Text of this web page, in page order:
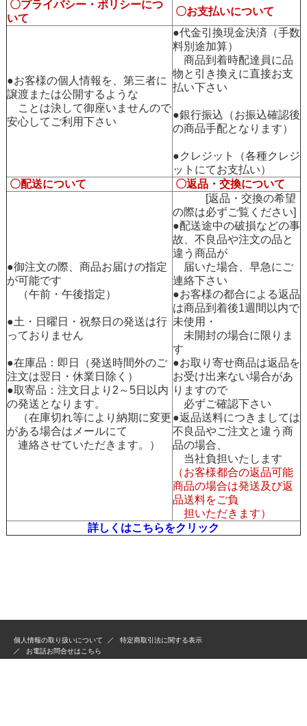
〇プライバシー・ポリシーにつ
いて
〇お支払いについて
●お客様の個人情報を、第三者に
譲渡または公開するような
ことは決して御座いませんので
安心してご利用下さい
●代金引換現金決済（手数
料別途加算）
商品到着時配達員に品
物と引き換えに直接お支
払い下さい
●銀行振込（お振込確認後
の商品手配となります）
●クレジット（各種クレジ
ットにてお支払い）
〇配送について
〇返品・交換について
●御注文の際、商品お届けの指定
が可能です
（午前・午後指定）
●土・日曜日・祝祭日の発送は行
っておりません
●在庫品：即日（発送時間外のご
注文は翌日・休業日除く）
●取寄品：注文日より2～5日以内
の発送となります。
（在庫切れ等により納期に変更
がある場合はメールにて
連絡させていただきます。）
[返品・交換の希望
の際は必ずご覧ください]
●配送途中の破損などの事
故、不良品や注文の品と
違う商品が
届いた場合、早急にご
連絡下さい
●お客様の都合による返品
は商品到着後1週間以内で
未使用・
未開封の場合に限りま
す
●お取り寄せ商品は返品を
お受け出来ない場合があ
りますので
必ずご確認下さい
●返品送料につきましては
不良品やご注文と違う商
品の場合、
当社負担いたします
（お客様都合の返品可能
商品の場合は発送及び返
品送料をご負
担いただきます）
詳しくはこちらをクリック
個人情報の取り扱いについて
特定商取引法に関する表示
お電話お問合せはこちら